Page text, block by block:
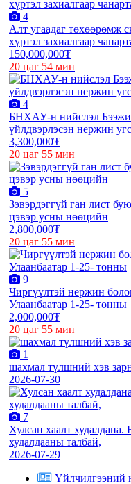
4
Алт угаадаг төхөөрөмж
хүртэл захиалгаар
150,000,000₮
20 цаг 54 мин
4
БНХАУ-н нийслэл
үйлдвэрлэсэн нержин
3,300,000₮
20 цаг 55 мин
5
Зэвэрдэггүй ган лист
цэвэр усны нөөцийн
2,800,000₮
20 цаг 55 мин
9
Чиргүүлтэй нержин
Улаанбаатар 1-25- тонны
2,000,000₮
20 цаг 55 мин
1
шахмал түлшний хэв
2026-07-30
7
Хулсан хаалт
худалдааны талбай,
2026-07-29
Үйлчилгээний